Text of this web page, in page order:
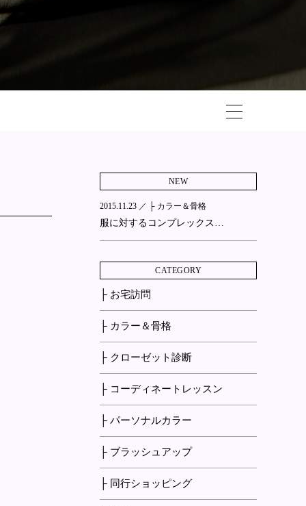
NEW
2015.11.23 ／ ├ カラー＆骨格
服に対するコンプレックス…
CATEGORY
├ お宅訪問
├ カラー＆骨格
├ クローゼット診断
├ コーディネートレッスン
├ パーソナルカラー
├ ブラッシュアップ
├ 同行ショッピング